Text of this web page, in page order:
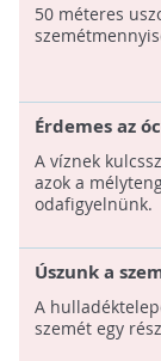
50 méteres
Érdemes az
A víznek
azok a
odafigyelnünk.
Úszunk a
A
szemét egy